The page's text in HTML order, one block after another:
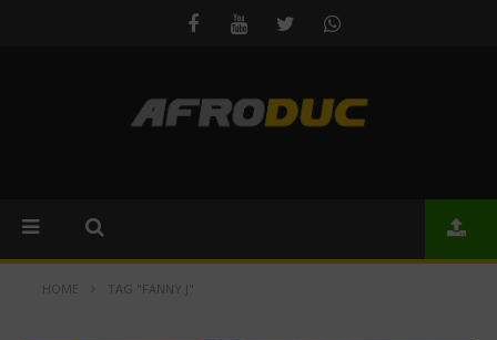
HOME TAG "FANNY J"